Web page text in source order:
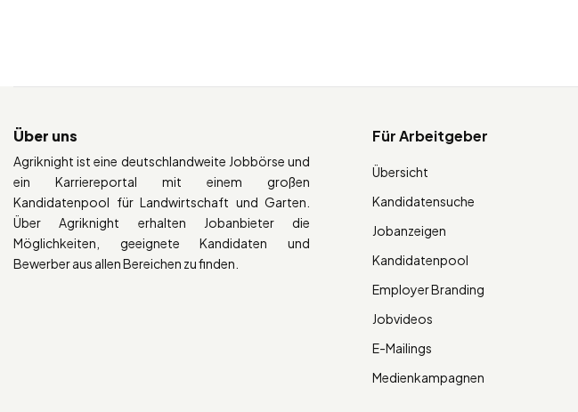
Über uns
Agriknight ist eine deutschlandweite Jobbörse und
ein Karriereportal mit einem großen
Kandidatenpool für Landwirtschaft und Garten.
Über Agriknight erhalten Jobanbieter die
Möglichkeiten, geeignete Kandidaten und
Bewerber aus allen Bereichen zu finden.
Für Arbeitgeber
Übersicht
Kandidatensuche
Jobanzeigen
Kandidatenpool
Employer Branding
Jobvideos
E-Mailings
Medienkampagnen